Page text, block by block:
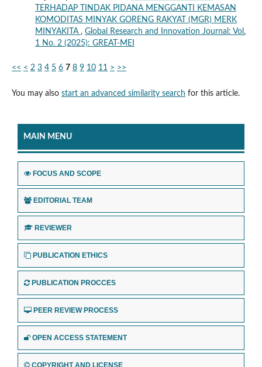
TERHADAP TINDAK PIDANA MENGGANTI KEMASAN
KOMODITAS MINYAK GORENG RAKYAT (MGR) MERK
MINYAKITA , Global Research and Innovation Journal: Vol.
1 No. 2 (2025): GREAT-MEI
<< < 2 3 4 5 6 7 8 9 10 11 > >>
You may also start an advanced similarity search for this article.
MAIN MENU
FOCUS AND SCOPE
EDITORIAL TEAM
REVIEWER
PUBLICATION ETHICS
PUBLICATION PROCCES
PEER REVIEW PROCESS
OPEN ACCESS STATEMENT